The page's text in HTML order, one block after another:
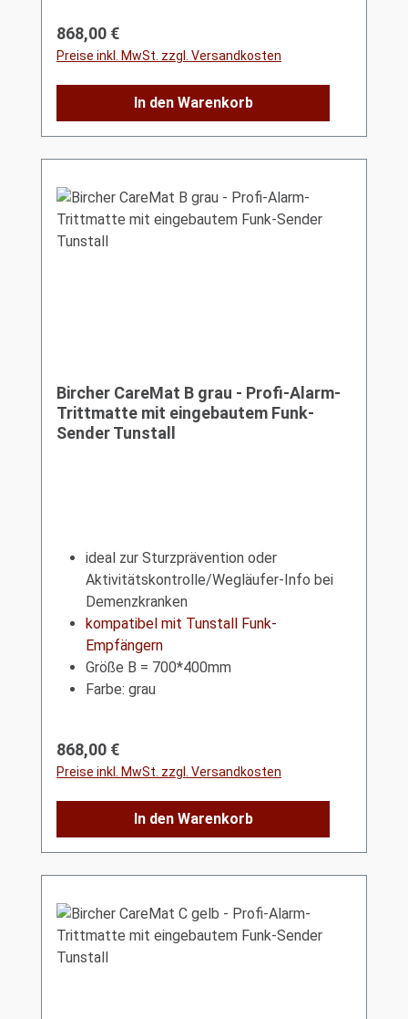
Regulärer Preis:
868,00 €
Preise inkl. MwSt. zzgl. Versandkosten
In den Warenkorb
Bircher CareMat B grau - Profi-Alarm-
Trittmatte mit eingebautem Funk-
Sender Tunstall
ideal zur Sturzprävention oder
Aktivitätskontrolle/Wegläufer-Info bei
Demenzkranken
kompatibel mit Tunstall Funk-
Empfängern
Größe B = 700*400mm
Farbe: grau
Regulärer Preis:
868,00 €
Preise inkl. MwSt. zzgl. Versandkosten
In den Warenkorb